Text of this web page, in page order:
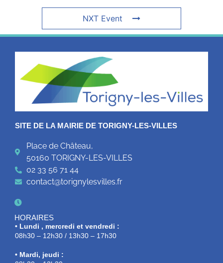
NXT Event
SITE DE LA MAIRIE DE TORIGNY-LES-VILLES
Place de Château,
50160 TORIGNY-LES-VILLES
02 33 56 71 44
contact@torignylesvilles.fr
HORAIRES
• Lundi , mercredi et vendredi :
08h30 – 12h30 / 13h30 – 17h30
• Mardi, jeudi :